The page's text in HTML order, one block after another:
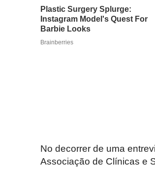
No decorrer de uma
Associação de Clínicas e